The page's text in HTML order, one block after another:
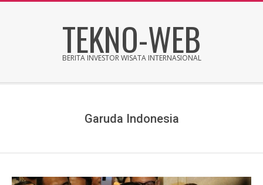
TEKNO-WEB
BERITA INVESTOR WISATA INTERNASIONAL
Garuda Indonesia